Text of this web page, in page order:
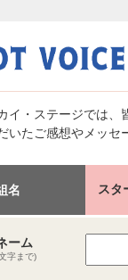
イ・ステージでは
いたご感想やメッ
名 スタ
ーム
字まで)